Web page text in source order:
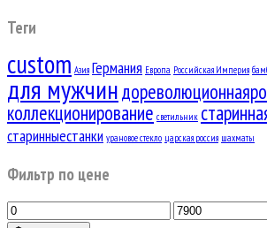
Теги
custom Азия Германия Европа Российская Империя
для мужчин
коллекционирование светильник
старинныестанки урановое стекло царская россия шахматы
Фильтр по цене